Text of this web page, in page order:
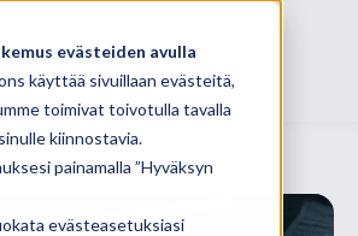
evästeiden avulla
käyttää sivuillaan evästeitä,
toimivat toivotulla tavalla
kiinnostavia.
painamalla ”Hyväksyn
evästeasetuksiasi